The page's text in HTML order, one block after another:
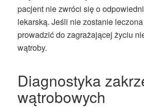
pacjent nie zwróci się o
lekarską. Jeśli nie zostanie
prowadzić do zagrażającej życiu
wątroby.
Diagnostyka
wątrobowych